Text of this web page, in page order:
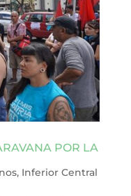
POR LA
, Inferior Central